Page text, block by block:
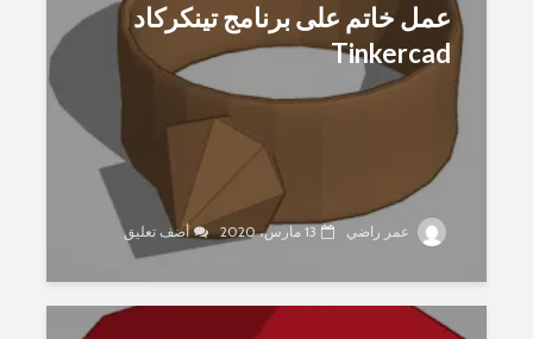
عمل خاتم على برنامج تينكركاد
Tinkercad
عمر راضي 13 مارس، 2020 أضف تعليق